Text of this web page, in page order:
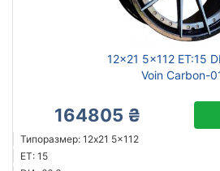
12x21 5x112 ET:15
Voin Carbon-
164805 ₴
Типоразмер: 12x21 5x112
ET: 15